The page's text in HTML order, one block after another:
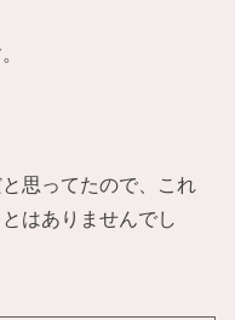
思ってたので、これ
はありませんでし